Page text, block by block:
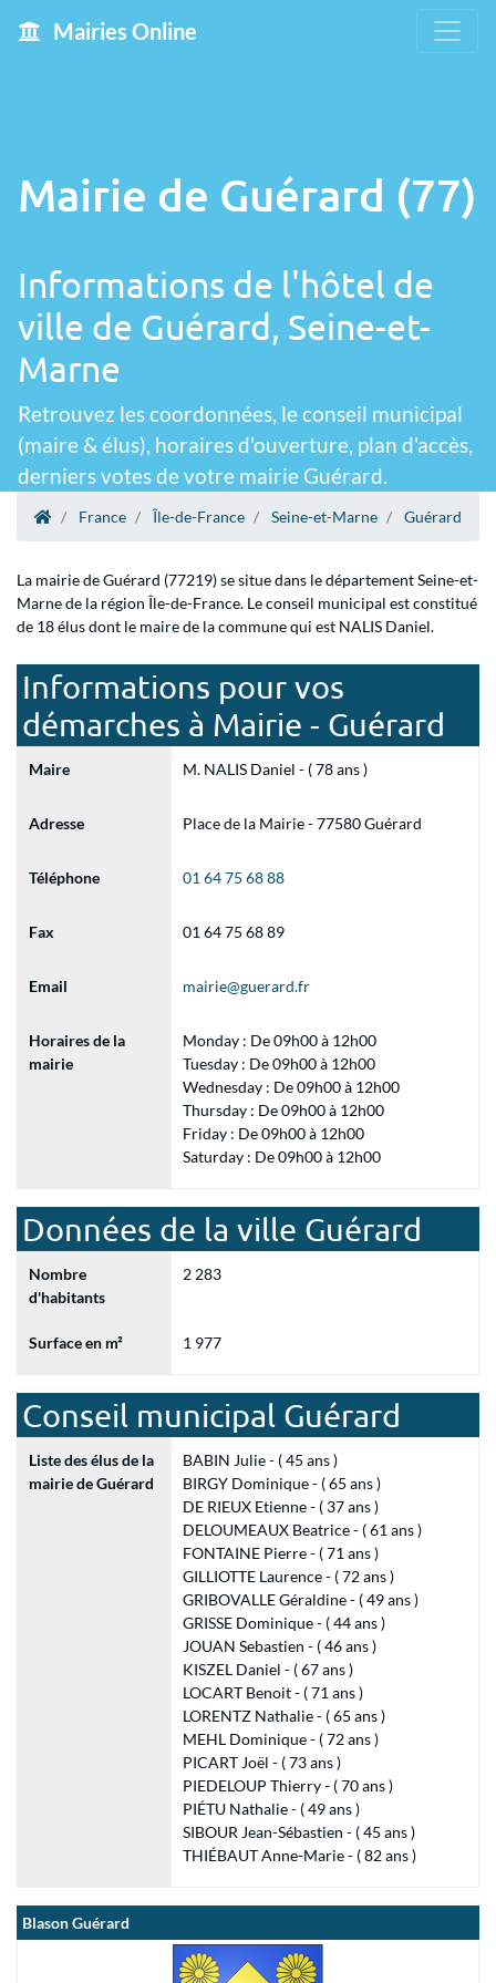
Mairies Online
Mairie de Guérard (77)
Informations de l'hôtel de
ville de Guérard, Seine-et-
Marne
Retrouvez les coordonnées, le conseil municipal
(maire & élus), horaires d'ouverture, plan d'accès,
derniers votes de votre mairie Guérard.
France Île-de-France Seine-et-Marne Guérard
La mairie de Guérard (77219) se situe dans le département Seine-et-
Marne de la région Île-de-France. Le conseil municipal est constitué
de 18 élus dont le maire de la commune qui est NALIS Daniel.
Informations pour vos
démarches à Mairie - Guérard
Maire M. NALIS Daniel - ( 78 ans )
Adresse Place de la Mairie - 77580 Guérard
Téléphone 01 64 75 68 88
Fax 01 64 75 68 89
Email mairie@guerard.fr
Horaires de la
mairie
Monday : De 09h00 à 12h00
Tuesday : De 09h00 à 12h00
Wednesday : De 09h00 à 12h00
Thursday : De 09h00 à 12h00
Friday : De 09h00 à 12h00
Saturday : De 09h00 à 12h00
Données de la ville Guérard
Nombre
d'habitants
2 283
Surface en m² 1 977
Conseil municipal Guérard
Liste des élus de la
mairie de Guérard
BABIN Julie - ( 45 ans )
BIRGY Dominique - ( 65 ans )
DE RIEUX Etienne - ( 37 ans )
DELOUMEAUX Beatrice - ( 61 ans )
FONTAINE Pierre - ( 71 ans )
GILLIOTTE Laurence - ( 72 ans )
GRIBOVALLE Géraldine - ( 49 ans )
GRISSE Dominique - ( 44 ans )
JOUAN Sebastien - ( 46 ans )
KISZEL Daniel - ( 67 ans )
LOCART Benoit - ( 71 ans )
LORENTZ Nathalie - ( 65 ans )
MEHL Dominique - ( 72 ans )
PICART Joël - ( 73 ans )
PIEDELOUP Thierry - ( 70 ans )
PIÉTU Nathalie - ( 49 ans )
SIBOUR Jean-Sébastien - ( 45 ans )
THIÉBAUT Anne-Marie - ( 82 ans )
Blason Guérard